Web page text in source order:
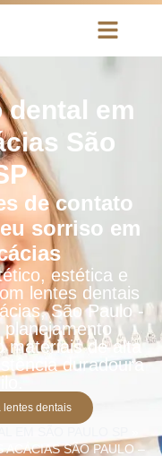
dental em
São
de contato
sorriso em
estética e
lentes dentais
São Paulo -
materiais de alta
duradoura
lentes dentais
EM SÃO PAULO SP
ACÁCIAS SÃO PAULO –